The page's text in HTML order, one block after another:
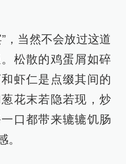
，当然不会放过这道
松散的鸡蛋屑如碎
虾仁是点缀其间的
花末若隐若现，炒
口都带来辘辘饥肠
。